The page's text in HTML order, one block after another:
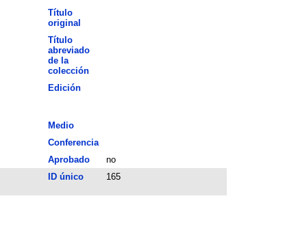
Título
original
Título
abreviado
de la
colección
Edición
Medio
Conferencia
Aprobado
no
ID único 165